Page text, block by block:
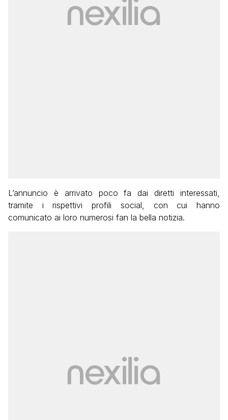
L’annuncio è arrivato poco fa dai diretti interessati,
tramite i rispettivi profili social, con cui hanno
comunicato ai loro numerosi fan la bella notizia.